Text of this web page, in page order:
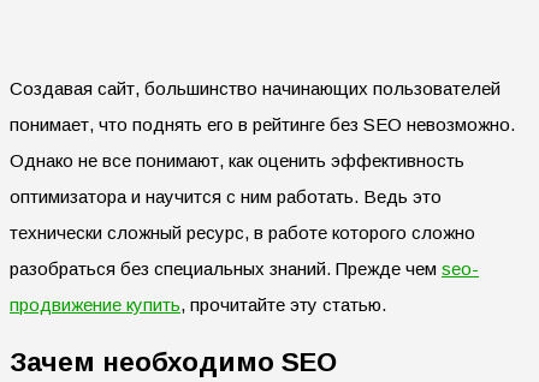
Создавая сайт, большинство начинающих пользователей
понимает, что поднять его в рейтинге без SEO невозможно.
Однако не все понимают, как оценить эффективность
оптимизатора и научится с ним работать. Ведь это
технически сложный ресурс, в работе которого сложно
разобраться без специальных знаний. Прежде чем seo-
продвижение купить, прочитайте эту статью.
Зачем необходимо SEO